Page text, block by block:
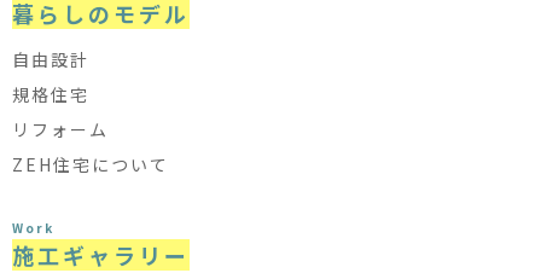
暮らしのモデル
自由設計
規格住宅
リフォーム
ZEH住宅について
Work
施工ギャラリー